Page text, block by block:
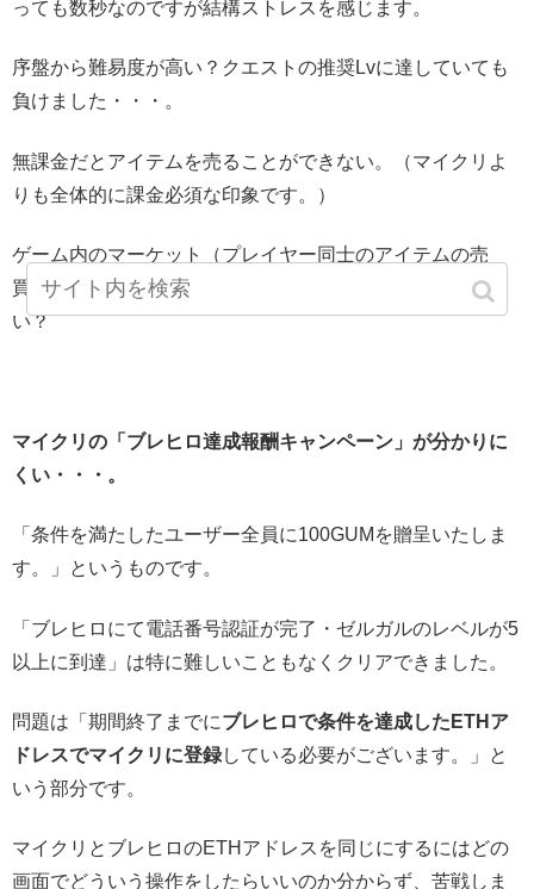
っても数秒なのですが結構ストレスを感じます。
序盤から難易度が高い？クエストの推奨Lvに達していても
負けました・・・。
無課金だとアイテムを売ることができない。（マイクリよ
りも全体的に課金必須な印象です。）
ゲーム内のマーケット（プレイヤー同士のアイテムの売
買）を見ると出品数が少ないのでプレイヤー人口が少な
い？
マイクリの「ブレヒロ達成報酬キャンペーン」が分かりに
くい・・・。
「条件を満たしたユーザー全員に100GUMを贈呈いたしま
す。」というものです。
「ブレヒロにて電話番号認証が完了・ゼルガルのレベルが5
以上に到達」は特に難しいこともなくクリアできました。
問題は「期間終了までにブレヒロで条件を達成したETHア
ドレスでマイクリに登録している必要がございます。」と
いう部分です。
マイクリとブレヒロのETHアドレスを同じにするにはどの
画面でどういう操作をしたらいいのか分からず、苦戦しま